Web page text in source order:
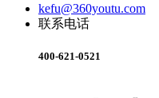
kefu@360youtu.com
联系电话
400-621-0521